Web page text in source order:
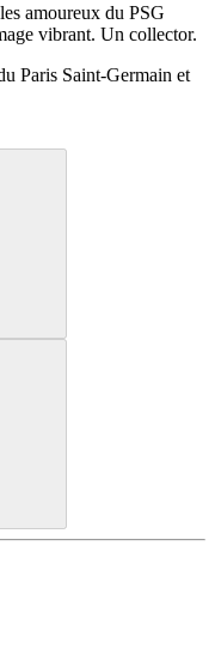
amoureux du PSG
vibrant. Un collector.
Paris Saint-Germain et